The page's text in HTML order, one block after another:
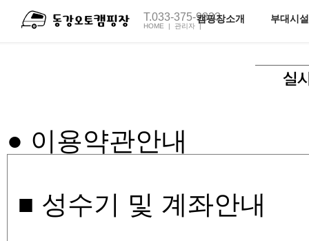
T.033-375-9333
HOME | 관리자 |
캠핑장소개 부대시설
● 이용약관안내
■ 성수기 및 계좌안내